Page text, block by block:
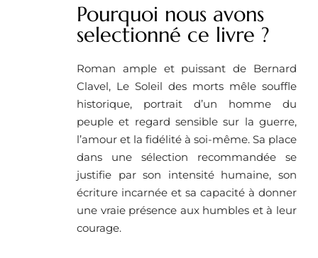
Pourquoi nous avons
selectionné ce livre ? ​
Roman ample et puissant de Bernard
Clavel, Le Soleil des morts mêle souffle
historique, portrait d’un homme du
peuple et regard sensible sur la guerre,
l’amour et la fidélité à soi-même. Sa place
dans une sélection recommandée se
justifie par son intensité humaine, son
écriture incarnée et sa capacité à donner
une vraie présence aux humbles et à leur
courage.